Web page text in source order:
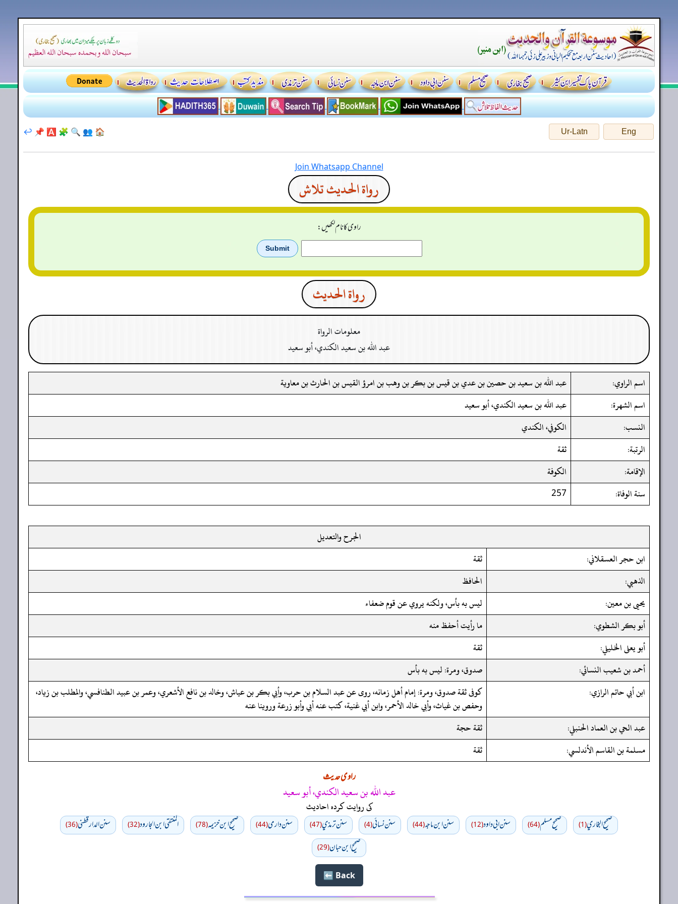
Eng
Ur-Latn
🏠
👥
🔍
🧩
🅰️
📌
↩️
Join Whatsapp Channel
رواة الحديث تلاش
راوی کا نام لکھیں:
رواة الحدیث
معلومات الرواة
عبد الله بن سعيد الكندي، أبو سعيد
اسم الراوي:
عبد الله بن سعيد بن حصين بن عدي بن قيس بن بكر بن وهب بن امرؤ القيس بن الحارث بن معاوية
اسم الشهرة:
عبد الله بن سعيد الكندي، أبو سعيد
النسب:
الكوفي، الكندي
الرتبة:
ثقة
الإقامة:
الكوفة
سنة الوفاة:
257
الجرح والتعديل
ابن حجر العسقلاني:
ثقة
الذهبي:
الحافظ
يحيى بن معين:
ليس به بأس، ولكنه يروي عن قوم ضعفاء
أبو بكر الشطوي:
ما رأيت أحفظ منه
أبو يعلى الخليلي:
ثقة
أحمد بن شعيب النسائي:
صدوق، ومرة: ليس به بأس
ابن أبي حاتم الرازي:
كوفى ثقة صدوق، ومرة: إمام أهل زمانه، روى عن عبد السلام بن حرب، وأبي بكر بن عياش، وخالد بن نافع الأشعري، وعمر بن عبيد الطنافسي، والمطلب بن زياد،
وحفص بن غياث، وأبي خالد الأحمر، وابن أبي غنية، كتب عنه أبي وأبو زرعة وروينا عنه
عبد الحي بن العماد الحنبلي:
ثقة حجة
مسلمة بن القاسم الأندلسي:
ثقة
راوی حدیث
عبد الله بن سعيد الكندي، أبو سعيد
کی روایت کردہ احادیث
صحيح البخاري(1) صحيح مسلم(64) سنن ابي داود(12) سنن ابن ماجه(44) سنن نسائي(4) سنن ترمذي(47) سنن دارمي(44) صحيح ابن خزيمه(78) المنتقى ابن الجارود(32) سنن الدارقطني(36)
صحیح ابن حبان(29)
Back ⬅️